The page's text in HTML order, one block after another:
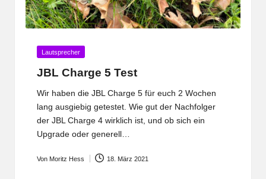
Posted
Lautsprecher
JBL Charge 5 Test
Wir haben die JBL Charge 5 für euch 2 Wochen
lang ausgiebig getestet. Wie gut der Nachfolger
der JBL Charge 4 wirklich ist, und ob sich ein
Upgrade oder generell…
Von Moritz Hess 18. März 2021